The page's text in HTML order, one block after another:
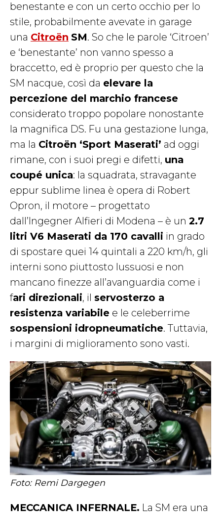
benestante e con un certo occhio per lo
stile, probabilmente avevate in garage
una Citroën SM. So che le parole ‘Citroen’
e ‘benestante’ non vanno spesso a
braccetto, ed è proprio per questo che la
SM nacque, così da elevare la
percezione del marchio francese
considerato troppo popolare nonostante
la magnifica DS. Fu una gestazione lunga,
ma la Citroën ‘Sport Maserati’ ad oggi
rimane, con i suoi pregi e difetti, una
coupé unica: la squadrata, stravagante
eppur sublime linea è opera di Robert
Opron, il motore – progettato
dall’Ingegner Alfieri di Modena – è un 2.7
litri V6 Maserati da 170 cavalli in grado
di spostare quei 14 quintali a 220 km/h, gli
interni sono piuttosto lussuosi e non
mancano finezze all’avanguardia come i
fari direzionali, il servosterzo a
resistenza variabile e le celeberrime
sospensioni idropneumatiche. Tuttavia,
i margini di miglioramento sono vasti.
Foto: Remi Dargegen
MECCANICA INFERNALE. La SM era una